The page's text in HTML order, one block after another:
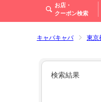
お店・
クーポン検索
キャバキャバ 東京
検索結果